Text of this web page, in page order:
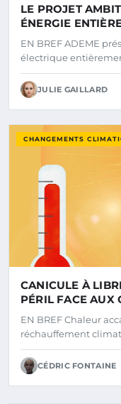
LE PROJET
ÉNERGIE
LE FEU DES
EN BREF ADEME
électrique
JULIE GAILLARD
CHANGEMENTS
CANICULE À
PÉRIL FACE AUX
EN BREF Chaleur
réchauffement
CÉDRIC FONTAINE